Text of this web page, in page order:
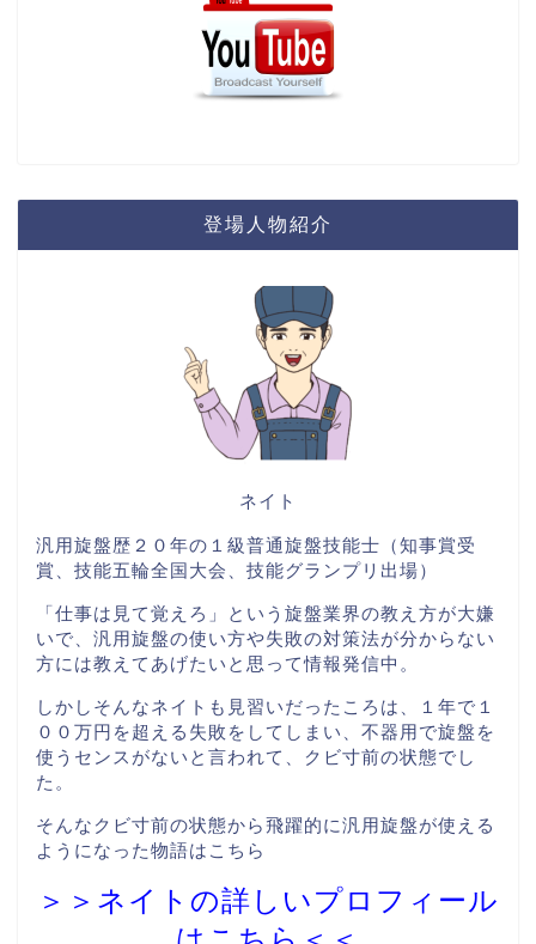
登場人物紹介
ネイト
汎用旋盤歴２０年の１級普通旋盤技能士（知事賞受
賞、技能五輪全国大会、技能グランプリ出場）
「仕事は見て覚えろ」という旋盤業界の教え方が大嫌
いで、汎用旋盤の使い方や失敗の対策法が分からない
方には教えてあげたいと思って情報発信中。
しかしそんなネイトも見習いだったころは、１年で１
００万円を超える失敗をしてしまい、不器用で旋盤を
使うセンスがないと言われて、クビ寸前の状態でし
た。
そんなクビ寸前の状態から飛躍的に汎用旋盤が使える
ようになった物語はこちら
＞＞ネイトの詳しいプロフィール